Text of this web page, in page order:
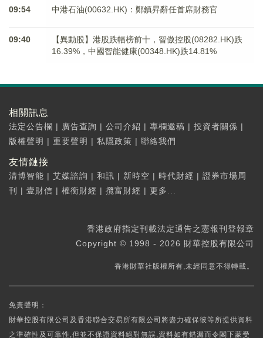
09:54 中港石油(00632.HK)：鄭鎮昇辭任首席財務官
09:40
【異動股】港股跌幅榜前十，智傲控股(08282.HK)跌
16.39%，中國智能健康(00348.HK)跌14.81%
相關訊息
法定公告欄 | 廣告查詢 | 公司介紹 | 專欄邀稿 | 投資者關係 |
版權聲明 | 重要聲明 | 私隱政策 | 聯絡我們
友情鏈接
清博智能 | 艾媒諮詢 | 和訊 | 新時空 | 時代財經 | 證券市場周
刊
| 壹財信 | 權衡財經 | 攬富財經 | 更多...
香港政府指定刊載法定通告之憲報刊登報章
Copyright © 1998 - 2026 財華控股有限公司
香港財華社版權所有,未經同意不得轉載。
免責聲明：
財華控股有限公司及香港聯合交易所有限公司將盡力確保彼等所提供資料
之準確性及可靠性,但並不保證資料絕對無誤,資料如有錯漏而令閣下蒙受